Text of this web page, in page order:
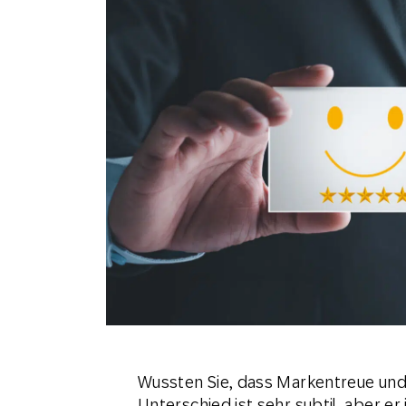
E-Mail
Wussten Sie, dass Markentreue